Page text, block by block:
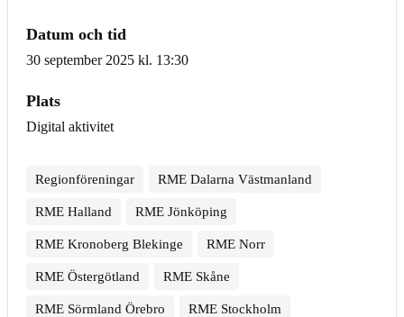
Datum och tid
30 september 2025 kl. 13:30
Plats
Digital aktivitet
Regionföreningar RME Dalarna Västmanland
RME Halland RME Jönköping
RME Kronoberg Blekinge RME Norr
RME Östergötland RME Skåne
RME Sörmland Örebro RME Stockholm